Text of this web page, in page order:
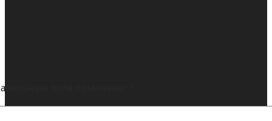
поля помечены